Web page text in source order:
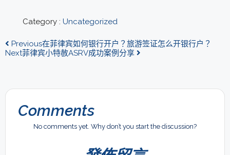
Category : Uncategorized
Previous在菲律宾如何银行开户？旅游签证怎么开银行户？
Next菲律宾小特赦ASRV成功案例分享
Comments
No comments yet. Why don’t you start the discussion?